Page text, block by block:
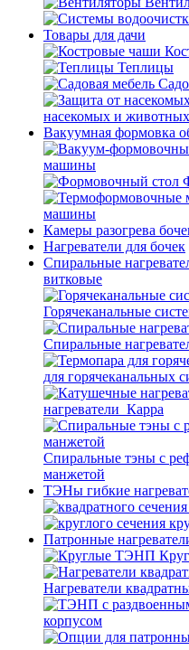
Товары для дачи
Теплицы
насекомых и животных
Вакуумная формовка
машины
машины
Камеры разогрева
Нагреватели для бочек
Спиральные
витковые
Горячеканальные
Спиральные
для горячеканальных
нагреватели_Карра
Спиральные тэны с
манжетой
ТЭНы гибкие
Патронные
Нагреватели
корпусом